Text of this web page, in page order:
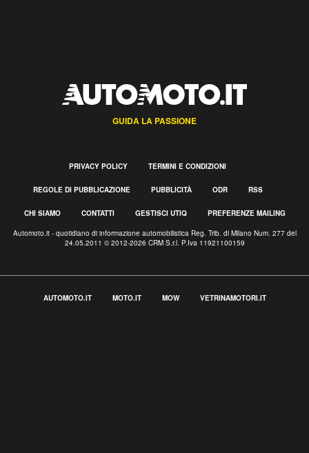
GUIDA LA PASSIONE
PRIVACY POLICY TERMINI E CONDIZIONI
REGOLE DI PUBBLICAZIONE PUBBLICITÀ ODR RSS
CHI SIAMO CONTATTI GESTISCI UTIQ PREFERENZE MAILING
Automoto.it - quotidiano di informazione automobilistica Reg. Trib. di Milano Num. 277 del
24.05.2011 © 2012-2026 CRM S.r.l. P.Iva 11921100159
AUTOMOTO.IT MOTO.IT MOW VETRINAMOTORI.IT